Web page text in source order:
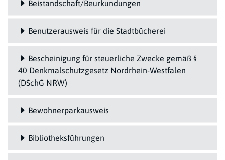
Beistandschaft/Beurkundungen
Benutzerausweis für die Stadtbücherei
Bescheinigung für steuerliche Zwecke gemäß §
40 Denkmalschutzgesetz Nordrhein-Westfalen
(DSchG NRW)
Bewohnerparkausweis
Bibliotheksführungen